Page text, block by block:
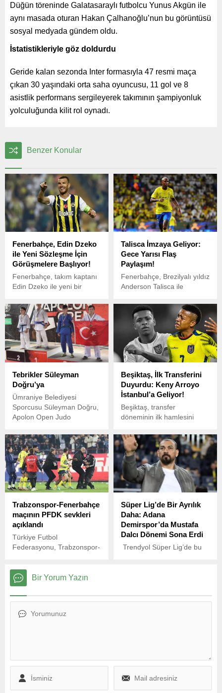
Düğün töreninde Galatasaraylı futbolcu Yunus Akgün ile
aynı masada oturan Hakan Çalhanoğlu’nun bu görüntüsü
sosyal medyada gündem oldu.
İstatistikleriyle göz doldurdu
Geride kalan sezonda Inter formasıyla 47 resmi maça
çıkan 30 yaşındaki orta saha oyuncusu, 11 gol ve 8
asistlik performans sergileyerek takımının şampiyonluk
yolculuğunda kilit rol oynadı.
Benzer Konular
Fenerbahçe, Edin Dzeko
ile Yeni Sözleşme İçin
Görüşmelere Başlıyor!
Fenerbahçe, takım kaptanı
Edin Dzeko ile yeni bir
görüşmelere başlama kararı
aldı.
Talisca İmzaya Geliyor:
Gece Yarısı Flaş
Paylaşım!
Fenerbahçe, Brezilyalı yıldız
Anderson Talisca ile
transferde mutlu sona
ulaştı.
Tebrikler Süleyman
Doğru’ya
Ümraniye Belediyesi
Sporcusu Süleyman Doğru,
Apolon Open Judo
Madalya Kazandı 11-12
Mayıs tarihlerinde
Slovenya’nın Maribor
kentinde düzenlenen Apolon
Open Judo Turnuvası’nda
Ümraniye Belediyesi
sporcusu Süleyman Doğru,
42 kg kategorisinde büyük
bir başarı elde etti.
Turnuvaya 18 ülkeden
sporcuların katıldığı bu
Beşiktaş, İlk Transferini
Duyurdu: Keny Arroyo
İstanbul’a Geliyor!
Beşiktaş, transfer
döneminin ilk hamlesini
Independiente del Valle
kulübünde forma giyen
genç kanat oyuncusu Keny
Arroyo’yu kadrosuna
kattığını açıkladı.
Trabzonspor-Fenerbahçe
maçının PFDK sevkleri
açıklandı
Türkiye Futbol
Federasyonu, Trabzonspor-
Süper Lig’de Bir Ayrılık
Daha: Adana
Demirspor’da Mustafa
Dalcı Dönemi Sona Erdi
Trendyol Süper Lig’de bu
Bir Yorum Yazın